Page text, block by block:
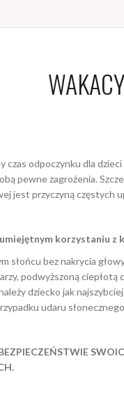
czas odpoczynku dla
pewne zagrożenia.
jest przyczyną częstych
korzystaniu z
słońcu bez nakrycia
podwyższoną ciepłotą
dziecko jak
udaru